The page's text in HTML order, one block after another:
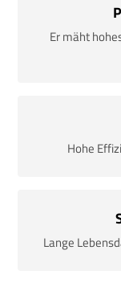
Er mäht
Hohe
Lange